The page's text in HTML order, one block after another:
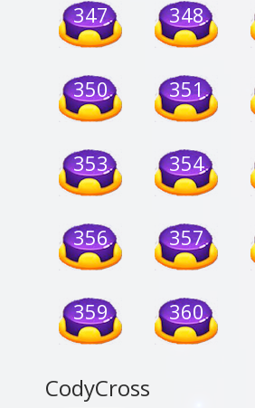
347 348
350 351
353 354
356 357
359 360
CodyCross